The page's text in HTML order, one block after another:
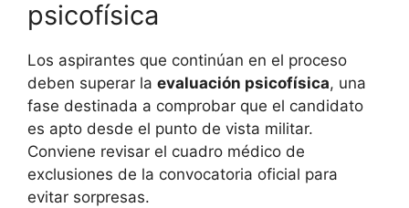
psicofísica
Los aspirantes que continúan en el proceso
deben superar la evaluación psicofísica, una
fase destinada a comprobar que el candidato
es apto desde el punto de vista militar.
Conviene revisar el cuadro médico de
exclusiones de la convocatoria oficial para
evitar sorpresas.